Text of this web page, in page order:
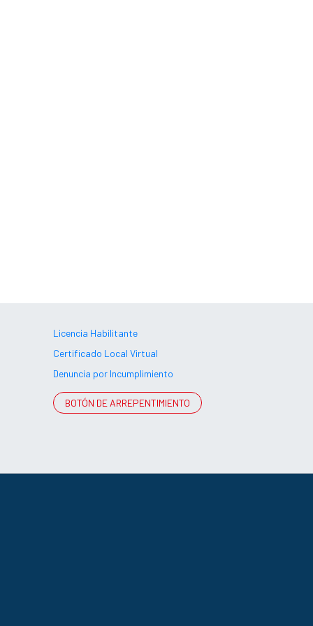
Licencia Habilitante
Certificado Local Virtual
Denuncia por Incumplimiento
BOTÓN DE ARREPENTIMIENTO